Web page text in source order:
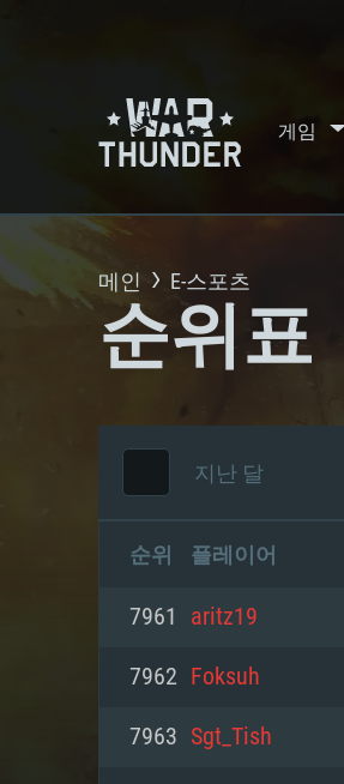
게임
메인 E-스포츠
순위표
지난 달
순위 플레이어
7961 aritz19
7962 Foksuh
7963 Sgt_Tish